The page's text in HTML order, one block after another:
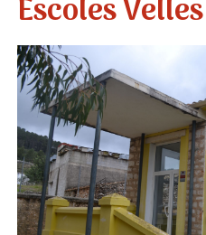
Escoles Velles